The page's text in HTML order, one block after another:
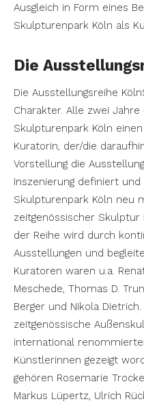
Ausgleich in Form eines
Skulpturenpark Köln als
Die
Die Ausstellungsreihe
Charakter. Alle zwei
Skulpturenpark Köln
Kuratorin, der/die
Vorstellung die
Inszenierung definiert
Skulpturenpark Köln neu
zeitgenössischer Skulptur
der Reihe wird durch
Ausstellungen und
Kuratoren waren u.a.
Meschede, Thomas D.
Berger und Nikola
zeitgenössische
international
Künstlerinnen gezeigt
gehören Rosemarie
Markus Lüpertz, Ulrich